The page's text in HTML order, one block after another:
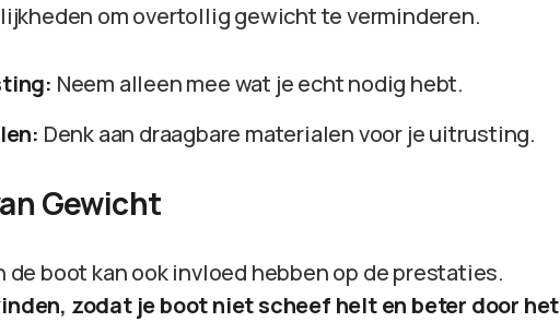
om overtollig gewicht te verminderen.
Neem alleen mee wat je echt nodig hebt.
Denk aan draagbare materialen voor je uitrusting.
Gewicht
boot kan ook invloed hebben op de prestaties.
zodat je boot niet scheef helt en beter door het